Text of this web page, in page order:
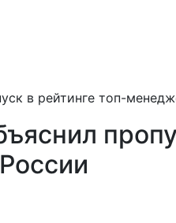
в рейтинге топ-